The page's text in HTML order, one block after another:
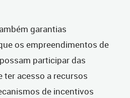
garantias
os empreendimentos de
participar das
ter acesso a recursos
de incentivos